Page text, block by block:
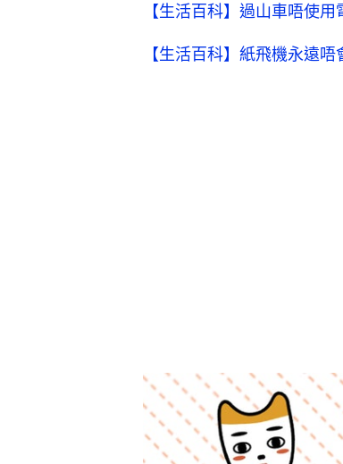
【生活百科】過山車唔使
【生活百科】紙飛機永遠